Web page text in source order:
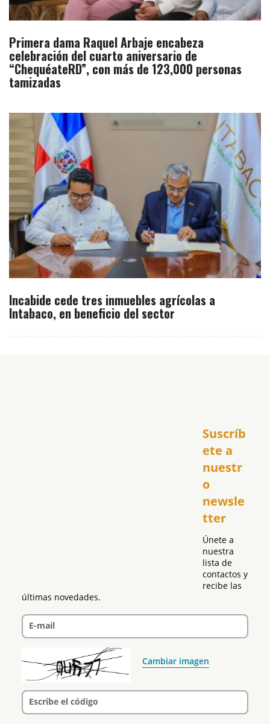
Primera dama Raquel Arbaje encabeza
celebración del cuarto aniversario de
“ChequéateRD”, con más de 123,000 personas
tamizadas
Incabide cede tres inmuebles agrícolas a
Intabaco, en beneficio del sector
Suscríb
ete a
nuestr
o
newsle
tter
Únete a
nuestra
lista de
contactos y
recibe las
últimas novedades.
E-mail
Cambiar imagen
Escribe el código